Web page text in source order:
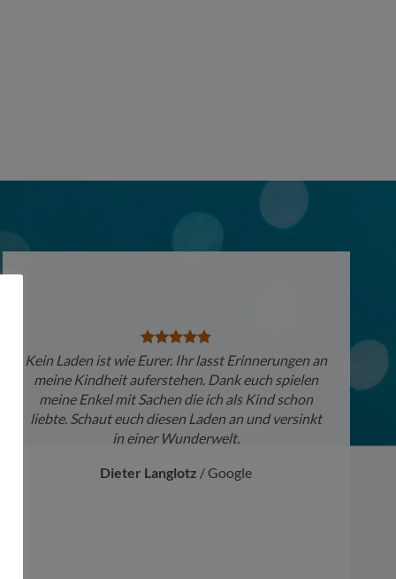
Kein Laden ist wie Eurer. Ihr lasst Erinnerungen an
meine Kindheit auferstehen. Dank euch spielen
meine Enkel mit Sachen die ich als Kind schon
liebte. Schaut euch diesen Laden an und versinkt
in einer Wunderwelt.
Dieter Langlotz / Google